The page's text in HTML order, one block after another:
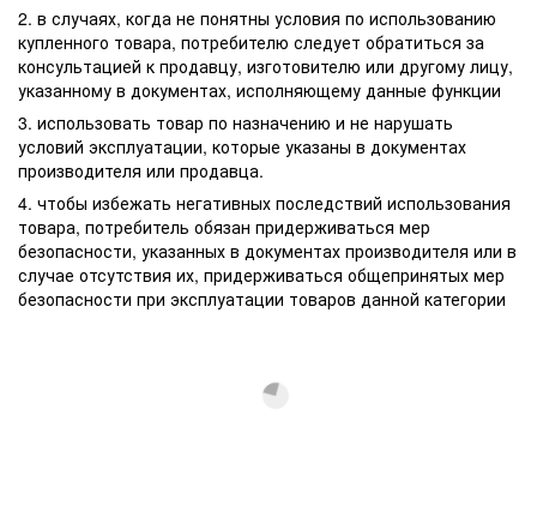
2. в случаях, когда не понятны условия по использованию
купленного товара, потребителю следует обратиться за
консультацией к продавцу, изготовителю или другому лицу,
указанному в документах, исполняющему данные функции
3. использовать товар по назначению и не нарушать
условий эксплуатации, которые указаны в документах
производителя или продавца.
4. чтобы избежать негативных последствий использования
товара, потребитель обязан придерживаться мер
безопасности, указанных в документах производителя или в
случае отсутствия их, придерживаться общепринятых мер
безопасности при эксплуатации товаров данной категории